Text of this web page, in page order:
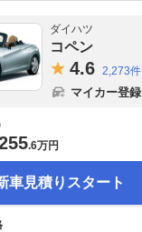
ダイハツ
コペン
4.6 2,273件
マイカー登録
.6万円
車見積りスタート